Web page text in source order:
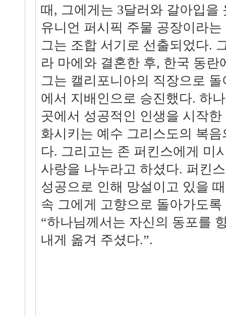
때, 그에게는 3달러와 갈아입을
유니언 퍼시픽 주물 공장이라
그는 조합 서기로 선출되었다.
라 마에와 결혼한 후, 한국 동란
그는 캘리포니아의 직장으로
에서 지배인으로 승진했다. 하
곳에서 성공적인 인생을 시작
화시키는 예수 그리스도의 복
다. 그리고는 존 퍼킨스에게 미
사랑을 나누라고 하셨다. 퍼킨
성공으로 인해 망설이고 있을
속 그에게 고향으로 돌아가도
“하나님께서는 자신의 동포를
내게 옮겨 주셨다.”.